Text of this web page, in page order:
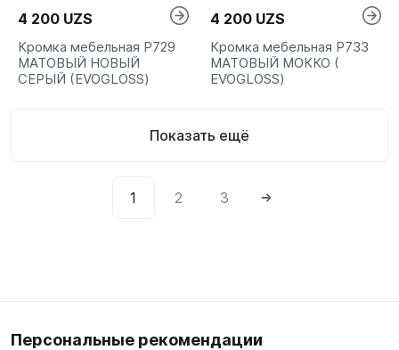
4 200 UZS
Кромка мебельная P729
МАТОВЫЙ НОВЫЙ
СЕРЫЙ (EVOGLOSS)
4 200 UZS
Кромка мебельная P733
МАТОВЫЙ МОККО (
EVOGLOSS)
Показать ещё
1 2 3
Персональные рекомендации